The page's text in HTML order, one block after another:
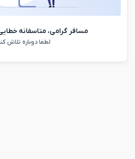
مسافر گرامی، متاسفانه
لطفا دوباره تلاش